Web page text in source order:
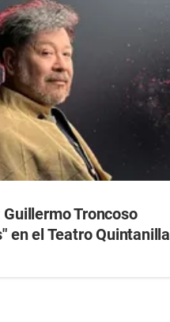
Troncoso
en el Teatro Quintanilla